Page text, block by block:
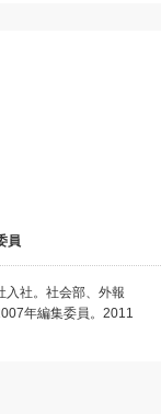
員
社。社会部、外報
年編集委員。2011